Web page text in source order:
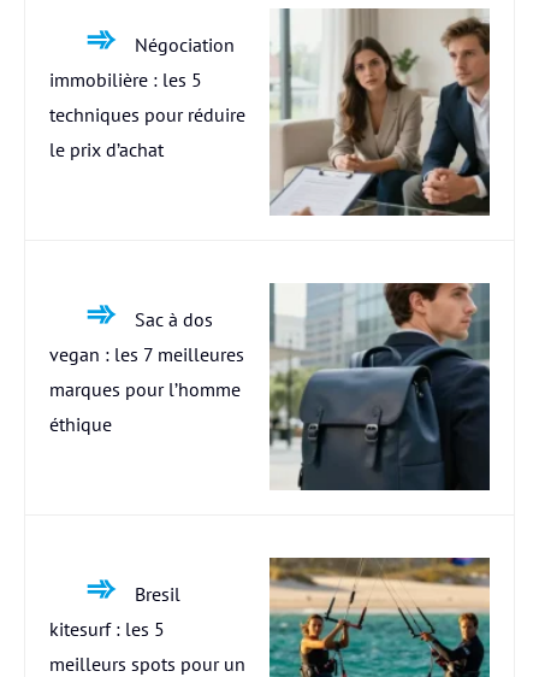
Négociation
immobilière : les 5
techniques pour réduire
le prix d’achat
Sac à dos
vegan : les 7 meilleures
marques pour l’homme
éthique
Bresil
kitesurf : les 5
meilleurs spots pour un